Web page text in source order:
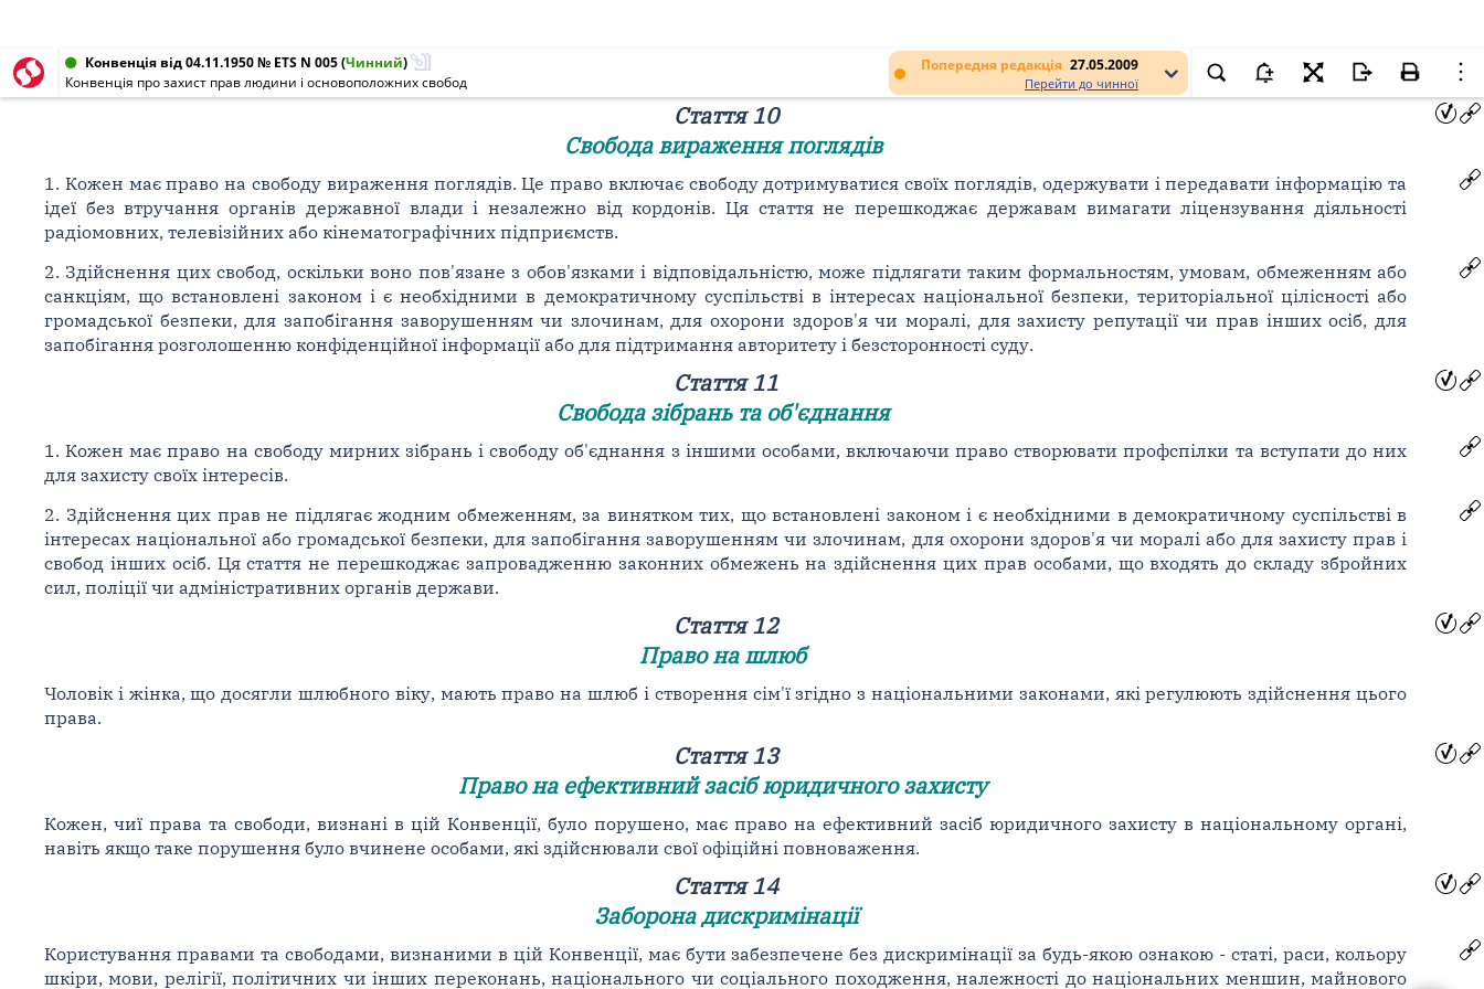
Попередня редакція 27.05.2009
Перейти до чинної
Конвенція від 04.11.1950 № ETS N 005(Чинний)
Конвенція про захист прав людини і основоположних свобод